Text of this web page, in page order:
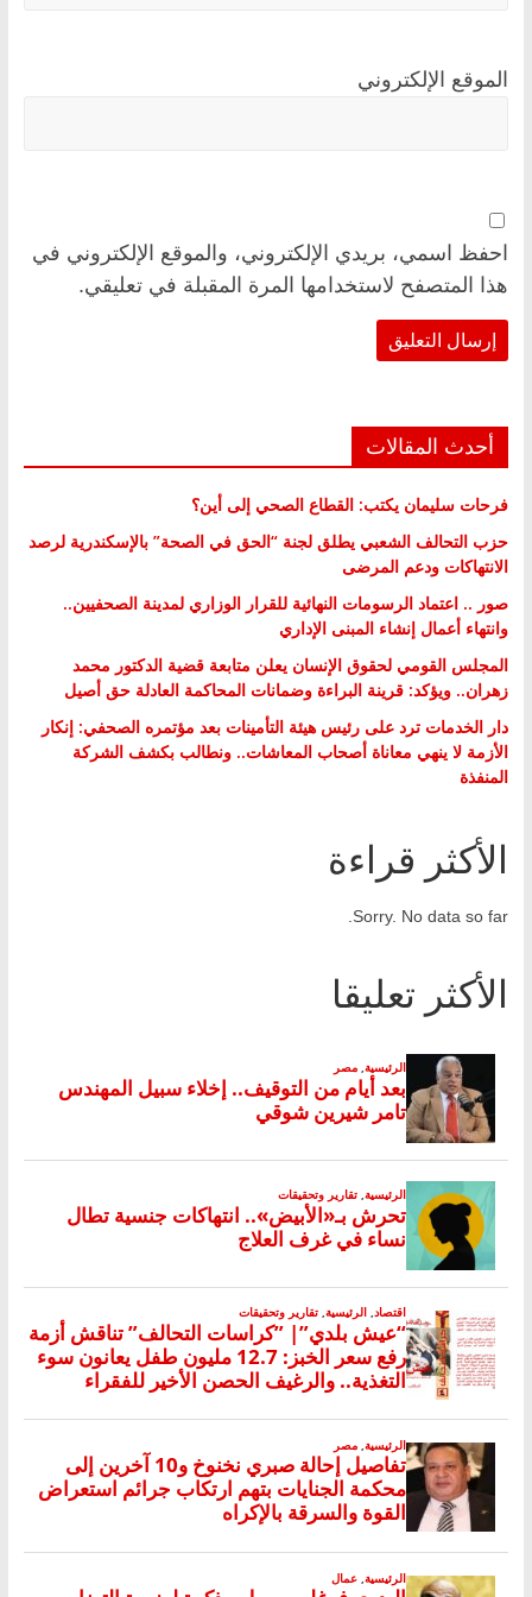
الموقع الإلكتروني
احفظ اسمي، بريدي الإلكتروني، والموقع الإلكتروني في
هذا المتصفح لاستخدامها المرة المقبلة في تعليقي.
أحدث المقالات
فرحات سليمان يكتب: القطاع الصحي إلى أين؟
حزب التحالف الشعبي يطلق لجنة “الحق في الصحة” بالإسكندرية لرصد
الانتهاكات ودعم المرضى
صور .. اعتماد الرسومات النهائية للقرار الوزاري لمدينة الصحفيين..
وانتهاء أعمال إنشاء المبنى الإداري
المجلس القومي لحقوق الإنسان يعلن متابعة قضية الدكتور محمد
زهران.. ويؤكد: قرينة البراءة وضمانات المحاكمة العادلة حق أصيل
دار الخدمات ترد على رئيس هيئة التأمينات بعد مؤتمره الصحفي: إنكار
الأزمة لا ينهي معاناة أصحاب المعاشات.. ونطالب بكشف الشركة
المنفذة
الأكثر قراءة
Sorry. No data so far.
الأكثر تعليقا